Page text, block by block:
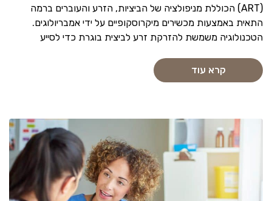
(ART) הכוללת מניפולציה של הביציות, הזרע והעוברים ברמה
התאית באמצעות מכשירים מיקרוסקופיים על ידי אמבריולוגים.
הטכנולוגיה משמשת להזרקת זרע לביצית בוגרת כדי לסייע
קרא עוד